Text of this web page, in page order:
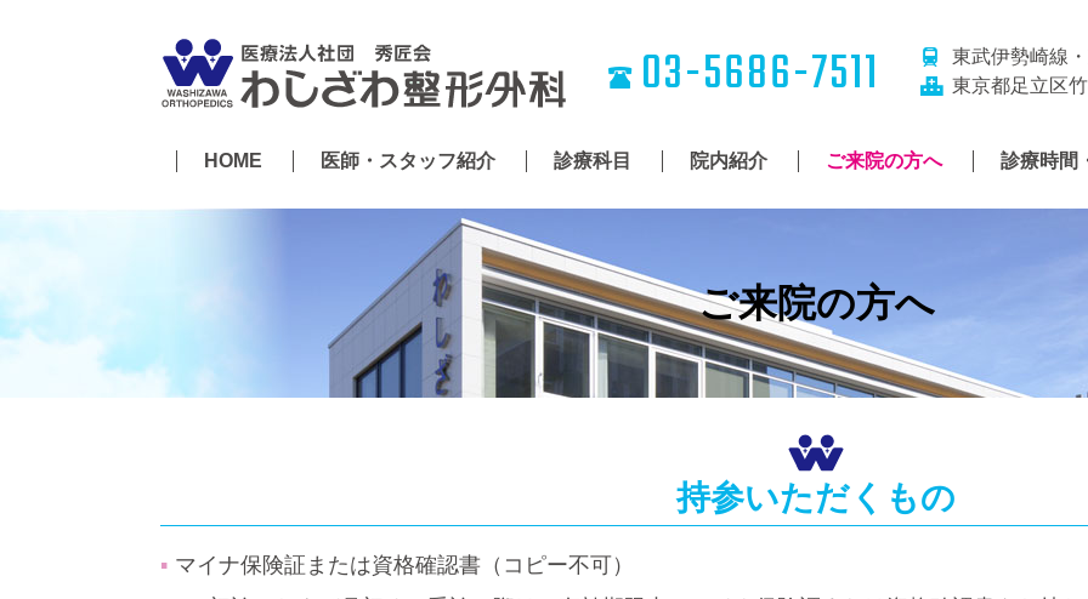
03-5686-7511
東武伊勢崎線
東京都足立区
HOME 医師・スタッフ紹介 診療科目 院内紹介 ご来院の方へ 診療時間
ご来院の方へ
持参いただくもの
マイナ保険証または資格確認書（コピー不可）